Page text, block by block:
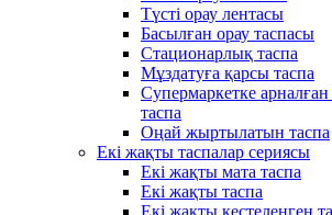
Түсті орау лентасы
Басылған орау таспасы
Стационарлық таспа
Мұздатуға қарсы таспа
Супермаркетке
таспа
Оңай жыртылатын таспа
Екі жақты таспалар сериясы
Екі жақты мата таспа
Екі жақты таспа
Екі жақты кестеленген